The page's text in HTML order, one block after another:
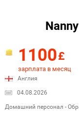
1100£
зарплата в месяц
Англия
04.08.2026
Домашний персонал -